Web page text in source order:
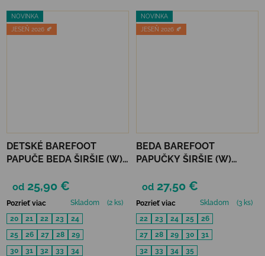
NOVINKA
JESEŇ 2026 🍂
DETSKÉ BAREFOOT
PAPUČE BEDA ŠIRŠIE (W)
od 25,90 €
Pozrieť viac Skladom
(2 ks)
20
21 22 23
24
25
26 27 28
29
30
31 32 33
34
NOVINKA
JESEŇ 2026 🍂
BEDA BAREFOOT
PAPUČKY ŠIRŠIE (W)
od 27,50 €
Pozrieť viac Skladom
(3 ks)
22
23 24 25
26
27
28 29 30
31
32
33 34 35